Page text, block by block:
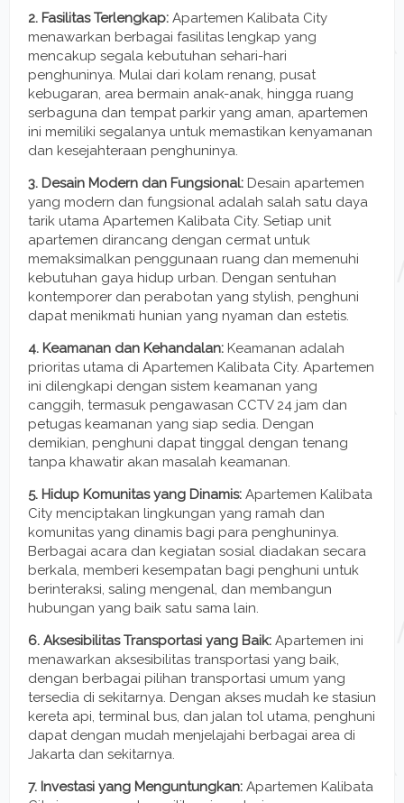
2. Fasilitas Terlengkap: Apartemen Kalibata City
menawarkan berbagai fasilitas lengkap yang
mencakup segala kebutuhan sehari-hari
penghuninya. Mulai dari kolam renang, pusat
kebugaran, area bermain anak-anak, hingga ruang
serbaguna dan tempat parkir yang aman, apartemen
ini memiliki segalanya untuk memastikan kenyamanan
dan kesejahteraan penghuninya.
3. Desain Modern dan Fungsional: Desain apartemen
yang modern dan fungsional adalah salah satu daya
tarik utama Apartemen Kalibata City. Setiap unit
apartemen dirancang dengan cermat untuk
memaksimalkan penggunaan ruang dan memenuhi
kebutuhan gaya hidup urban. Dengan sentuhan
kontemporer dan perabotan yang stylish, penghuni
dapat menikmati hunian yang nyaman dan estetis.
4. Keamanan dan Kehandalan: Keamanan adalah
prioritas utama di Apartemen Kalibata City. Apartemen
ini dilengkapi dengan sistem keamanan yang
canggih, termasuk pengawasan CCTV 24 jam dan
petugas keamanan yang siap sedia. Dengan
demikian, penghuni dapat tinggal dengan tenang
tanpa khawatir akan masalah keamanan.
5. Hidup Komunitas yang Dinamis: Apartemen Kalibata
City menciptakan lingkungan yang ramah dan
komunitas yang dinamis bagi para penghuninya.
Berbagai acara dan kegiatan sosial diadakan secara
berkala, memberi kesempatan bagi penghuni untuk
berinteraksi, saling mengenal, dan membangun
hubungan yang baik satu sama lain.
6. Aksesibilitas Transportasi yang Baik: Apartemen ini
menawarkan aksesibilitas transportasi yang baik,
dengan berbagai pilihan transportasi umum yang
tersedia di sekitarnya. Dengan akses mudah ke stasiun
kereta api, terminal bus, dan jalan tol utama, penghuni
dapat dengan mudah menjelajahi berbagai area di
Jakarta dan sekitarnya.
7. Investasi yang Menguntungkan: Apartemen Kalibata